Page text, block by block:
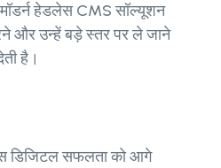
हेडलेस CMS सॉल्यूशन
और उन्हें बड़े स्तर पर ले जाने
है।
डिजिटल सफलता को आगे